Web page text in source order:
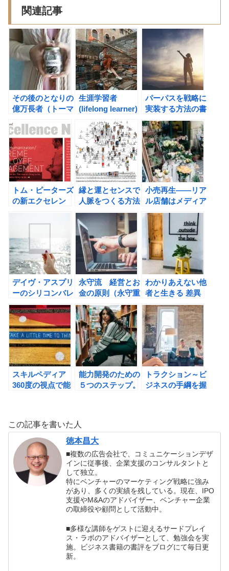
関連記事
その後のとなりの
億万長者（トーマ
ー ,サラ・スタン
リー・ファラー）
の書評
生涯学習者
(lifelong learner)
になる能力が重要
な理由。
パーパスを戦略に
実装する方法の書
評
トム・ピーターズ
の新エクセレン
AIに勝てる組織の
縁と運とセンスで
人脈をつくる方法
小売再生――リア
ル店舗はメディア
になる（ダグ・ス
ティーブンス）の
書評
デイヴ・アスプリ
ーのシリコンバレ
ー式超ライフハッ
クの書評
永守流 経営とお
金の原則（永守重
信）の書評
わかりあえない他
者と生きる 差異
と分断を乗り越え
る哲学 （マルク
ス・ガブリエル）
の書評
スキルペディア
360度の視点で能
能力開発のための
５つのステップ。
トラクション～ビ
ジネスの手綱を握
この記事を書いた人
徳本昌大
■複数の広告会社で、コミュニケーションデザ
インに従事後、企業支援のコンサルタントと
して独立。
特にベンチャーのマーケティング戦略に強み
があり、多くの実績を残している。現在、IPO
支援やM&Aのアドバイザー、ベンチャー企業
の取締役や顧問として活動中。
■多様な講師をゲストに迎えるサードプレイ
ス・ラボのアドバイザーとして、勉強会を実
施。ビジネス書籍の書評をブログにて毎日更
新。